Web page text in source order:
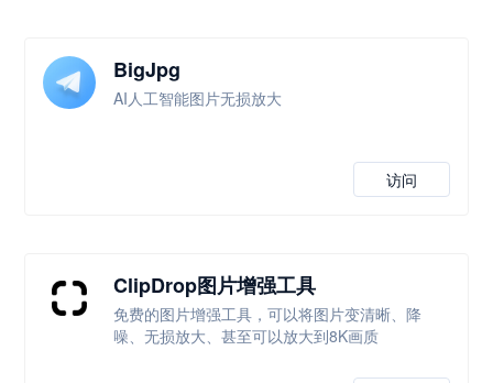
BigJpg
AI人工智能图片无损放大
访问
ClipDrop图片增强工具
免费的图片增强工具，可以将图片变清晰、降
噪、无损放大、甚至可以放大到8K画质